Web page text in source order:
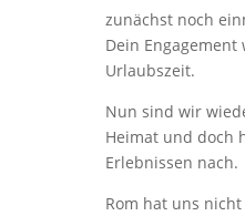
zunächst noch
Dein
Urlaubszeit.
Nun sind wir
Heimat und doch
Erlebnissen nach.
Rom hat uns